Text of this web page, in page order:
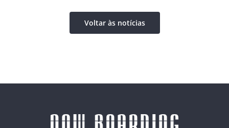
Voltar às notícias